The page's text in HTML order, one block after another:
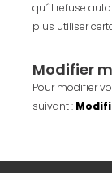
qu´il refuse
plus utiliser
Modifier
Pour modifier
suivant :